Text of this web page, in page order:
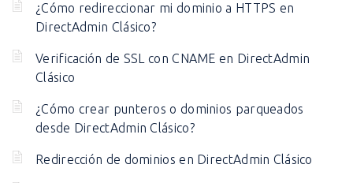
¿Cómo redireccionar mi dominio a HTTPS en
DirectAdmin Clásico?
Verificación de SSL con CNAME en DirectAdmin
Clásico
¿Cómo crear punteros o dominios parqueados
desde DirectAdmin Clásico?
Redirección de dominios en DirectAdmin Clásico